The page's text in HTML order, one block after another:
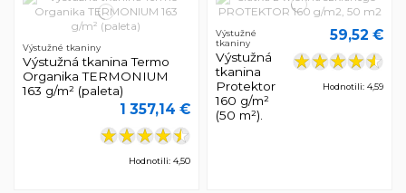
Výstužné tkaniny
Výstužná tkanina Termo
Organika TERMONIUM
163 g/m² (paleta)
1 357,14 €
Hodnotili: 4,50
Výstužné
tkaniny
Výstužná
tkanina
Protektor
160 g/m²
(50 m²).
59,52 €
Hodnotili: 4,59